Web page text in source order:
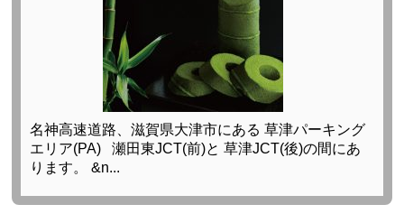
名神高速道路、滋賀県大津市にある 草津パーキング
エリア(PA) 瀬田東JCT(前)と 草津JCT(後)の間にあ
ります。 &n...